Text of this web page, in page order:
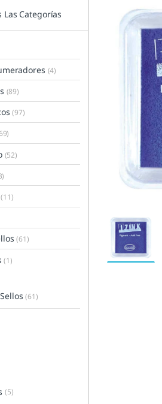
Las Categorías
(4)
(89)
(97)
(52)
(11)
(61)
(1)
(61)
(5)